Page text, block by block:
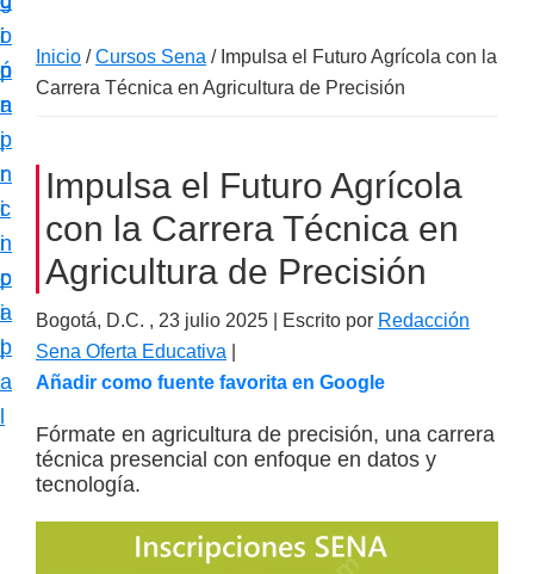
i
ó
n
p
r
i
n
c
i
p
a
o
p
r
i
n
c
i
p
a
l
i
n
a
a
c
e
p
e
c
i
a
l
i
Inicio / Cursos Sena /Impulsa el Futuro Agrícola con la
Carrera Técnica en Agricultura de Precisión
Impulsa el Futuro Agrícola
con la Carrera Técnica en
Agricultura de Precisión
Bogotá, D.C. , 23 julio 2025 | Escrito por Redacción
Sena Oferta Educativa
Añadir como fuente favorita en Google
Fórmate en agricultura de precisión, una carrera
técnica presencial con enfoque en datos y
tecnología.